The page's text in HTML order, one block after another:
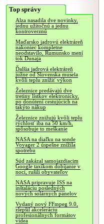
Top správy
Alza nasadila dve novinky,
jednu užitočnú a jednu
kontroverznú
Maďarsko jadrovú elektráreň
nakoniec kompletne
neodstavilo, Rumunsko mení
tok Dunaja
Ďalšia jadrová elektráreň
južne od Slovenska musela
kvôli teplu znížiť výkon
Železnice predávajú dve
tretiny lístkov elektronicky,
po donútení cestujúcich na
takýto nákup
Železnice znižujú kvôli teplu
rýchlosť iba na 50 km/h,
spôsobuje to meškanie
NASA na diaľku na sonde
Voyager 2 úspešne znížila
spotrebu
Súd zakázal samojazdiacim
Google taxíkom dobíjanie v
noci, rušili obyvateľov
NASA pripravuje ISS na
inštaláciu posledných
nových solárnych panelov
Vydaný nový FFmpeg 9.0,
zlepšil akceleráciu
profesionálnych formátov
videa